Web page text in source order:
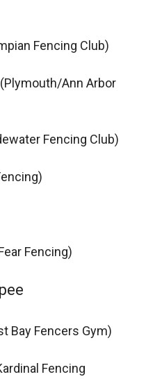
Fencing Club)
Ann Arbor
Fencing Club)
Fencing)
Bay Fencers Gym)
Fencing